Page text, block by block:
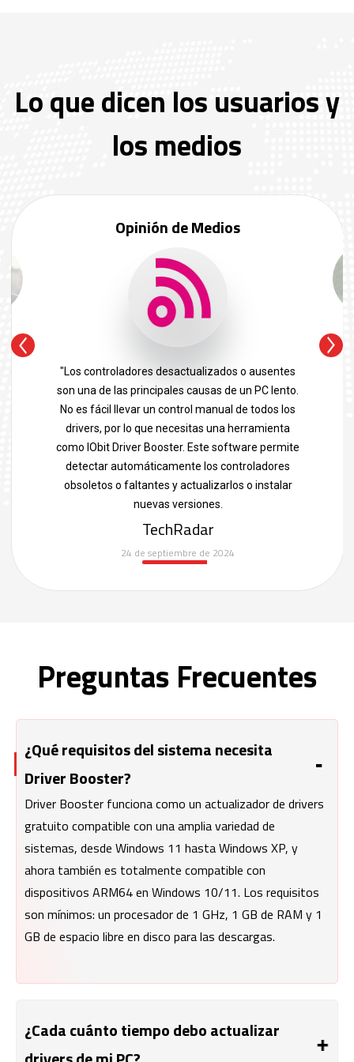
Lo que dicen los usuarios y
los medios
Opinión de Medios
"Los controladores desactualizados o ausentes
son una de las principales causas de un PC lento.
No es fácil llevar un control manual de todos los
drivers, por lo que necesitas una herramienta
como IObit Driver Booster. Este software permite
detectar automáticamente los controladores
obsoletos o faltantes y actualizarlos o instalar
nuevas versiones.
TechRadar
24 de septiembre de 2024
Preguntas Frecuentes
¿Qué requisitos del sistema necesita
Driver Booster?
Driver Booster funciona como un actualizador de drivers
gratuito compatible con una amplia variedad de
sistemas, desde Windows 11 hasta Windows XP, y
ahora también es totalmente compatible con
dispositivos ARM64 en Windows 10/11. Los requisitos
son mínimos: un procesador de 1 GHz, 1 GB de RAM y 1
GB de espacio libre en disco para las descargas.
¿Cada cuánto tiempo debo actualizar